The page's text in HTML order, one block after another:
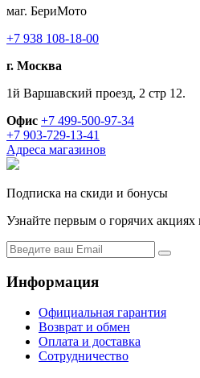
маг. БериМото
+7 938 108-18-00
г. Москва
1й Варшавский проезд, 2 стр 12.
Офис +7 499-500-97-34
+7 903-729-13-41
Адреса магазинов
Подписка на скиди и бонусы
Узнайте первым о горячих
Информация
Официальная гарантия
Возврат и обмен
Оплата и доставка
Сотрудничество